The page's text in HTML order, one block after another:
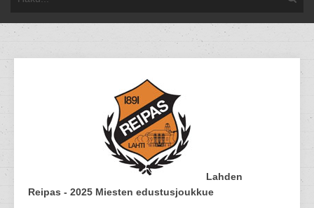
Lahden
Reipas - 2025 Miesten edustusjoukkue